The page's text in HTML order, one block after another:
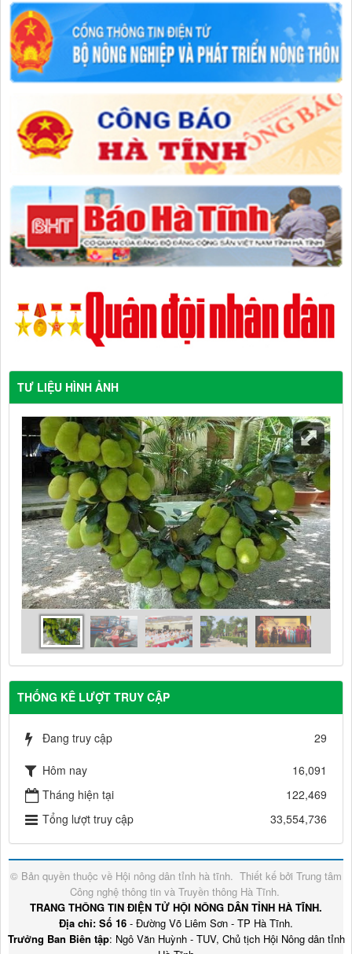
TƯ LIỆU HÌNH ẢNH
THỐNG KÊ LƯỢT TRUY CẬP
Đang truy cập 29
Hôm nay
16,091
Tháng hiện tại
122,469
Tổng lượt truy cập
33,554,736
© Bản quyền thuộc về Hội nông dân tỉnh hà tĩnh. Thiết kế bởi Trung tâm
Công nghệ thông tin và Truyền thông Hà Tĩnh.
TRANG THÔNG TIN ĐIỆN TỬ HỘI NÔNG DÂN TỈNH HÀ TĨNH.
Địa chỉ: Số 16 - Đường Võ Liêm Sơn - TP Hà Tĩnh.
Trưởng Ban Biên tập: Ngô Văn Huỳnh - TUV, Chủ tịch Hội Nông dân tỉnh